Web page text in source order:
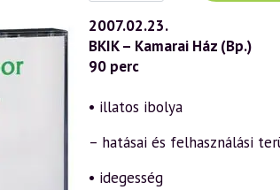
(446)
—
Az
öngyógyítás
ábécéje
55.
–
„I”
mennyiség
2007.02.23.
BKIK – Kamarai Ház (Bp.)
90 perc
• illatos ibolya
– hatásai és felhasználási
• idegesség